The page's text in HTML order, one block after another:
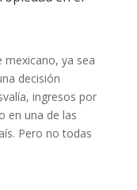
mexicano, ya sea
decisión
ingresos por
en una de las
Pero no todas